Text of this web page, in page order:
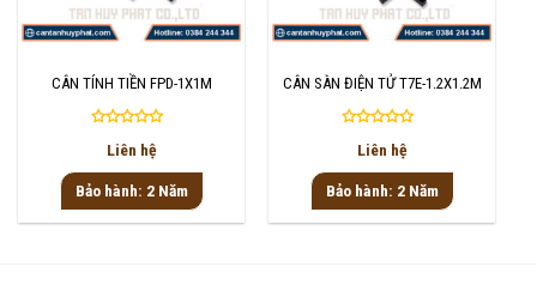
CÂN TÍNH TIỀN FPD-1X1M
Được
hạng
0
5
Liên hệ
Bảo hành: 2 Năm
CÂN SÀN ĐIỆN TỬ T7E-1.2X1.2M
Được
hạng
0
5
Liên hệ
Bảo hành: 2 Năm